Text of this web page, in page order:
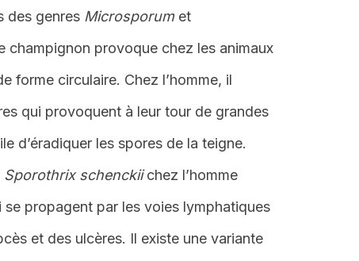
des genres Microsporumet
champignon provoque chez les animaux
forme circulaire. Chez l’homme, il
qui provoquent à leur tour de grandes
d’éradiquer les spores de la teigne.
Sporothrix schenckiichez l’homme
propagent par les voies lymphatiques
et des ulcères. Il existe une variante